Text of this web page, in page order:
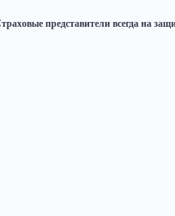
представители всегда на